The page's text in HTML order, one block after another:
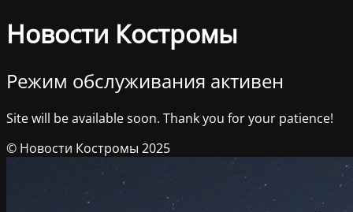
Новости Костромы
Режим обслуживания активен
Site will be available soon. Thank you for your patience!
© Новости Костромы 2025